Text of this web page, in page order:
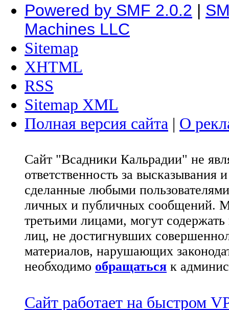
Powered by SMF 2.0.2 |
Machines LLC
Sitemap
XHTML
RSS
Sitemap XML
Полная версия сайта | О
Сайт "Всадники Кальрадии" не
ответственность за
сделанные любыми
личных и публичных сообщений.
третьими лицами, могут
лиц, не достигнувших
материалов, нарушающих
необходимо обращаться к
Сайт работает на быстром